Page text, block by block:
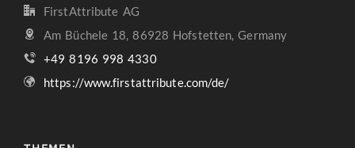
FirstAttribute AG
Am Büchele 18, 86928 Hofstetten, Germany
+49 8196 998 4330
https://www.firstattribute.com/de/